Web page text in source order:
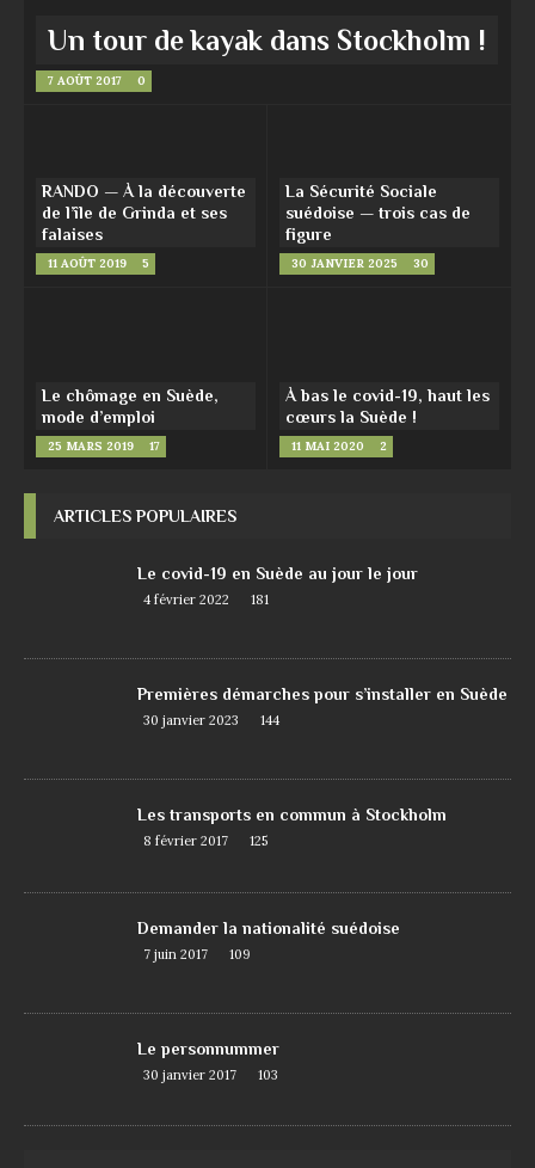
Un tour de kayak dans Stockholm !
7 AOÛT 2017 0
RANDO — À la découverte
de l’île de Grinda et ses
falaises
11 AOÛT 2019 5
La Sécurité Sociale
suédoise — trois cas de
figure
30 JANVIER 2025 30
Le chômage en Suède,
mode d’emploi
25 MARS 2019 17
À bas le covid-19, haut les
cœurs la Suède !
11 MAI 2020 2
ARTICLES POPULAIRES
Le covid-19 en Suède au jour le jour
4 février 2022 181
Premières démarches pour s’installer en Suède
30 janvier 2023 144
Les transports en commun à Stockholm
8 février 2017 125
Demander la nationalité suédoise
7 juin 2017 109
Le personnummer
30 janvier 2017 103